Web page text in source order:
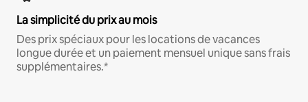
La simplicité du prix au mois
Des prix spéciaux pour les locations de vacances
longue durée et un paiement mensuel unique sans frais
supplémentaires.*